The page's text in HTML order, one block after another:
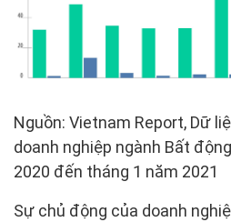
Nguồn: Vietnam Report, Dữ
doanh nghiệp ngành Bất
2020 đến tháng 1 năm 2021
Sự chủ động của doanh